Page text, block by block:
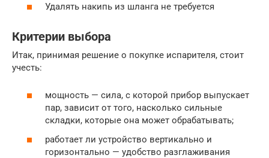
Удалять накипь из шланга не требуется
Критерии выбора
Итак, принимая решение о покупке испарителя, стоит
учесть:
мощность — сила, с которой прибор выпускает
пар, зависит от того, насколько сильные
складки, которые она может обрабатывать;
работает ли устройство вертикально и
горизонтально — удобство разглаживания